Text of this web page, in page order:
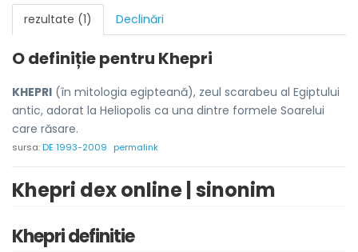
rezultate (1) Declinări
O definiție pentru Khepri
KHEPRI (în mitologia egipteană), zeul scarabeu al Egiptului
antic, adorat la Heliopolis ca una dintre formele Soarelui
care răsare.
sursa:DE 1993-2009 permalink
Khepri dex online | sinonim
Khepri definitie